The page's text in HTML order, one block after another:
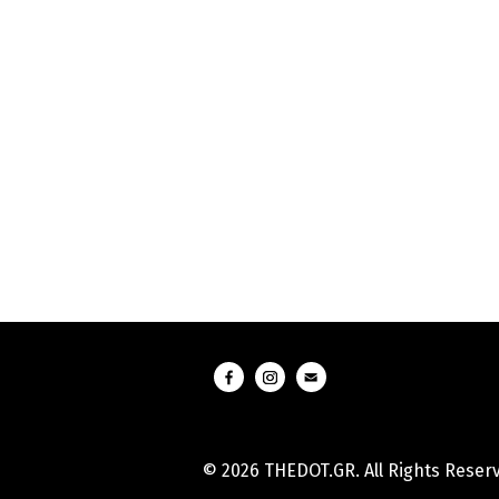
© 2026 THEDOT.GR. All Rights